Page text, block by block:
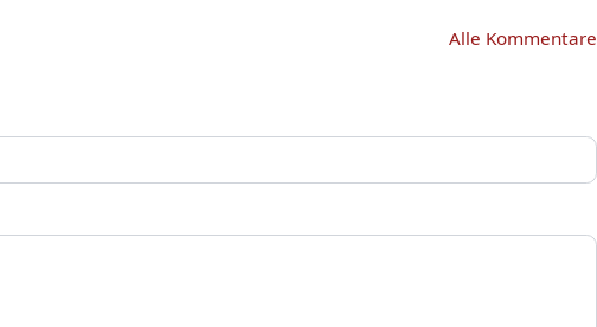
Alle Kommentare